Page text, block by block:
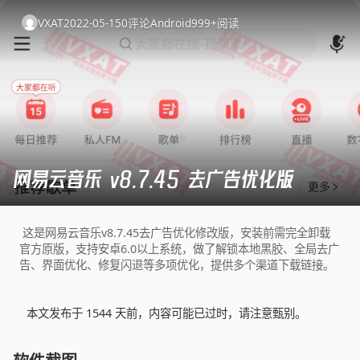
VXAT2022-05-150评论Android999+阅读
网易云音乐 v8.7.45 去广告优化版
这是网易云音乐v8.7.45去广告优化修改版，安装前需完全卸载
官方原版，支持安卓6.0以上系统，做了解锁本地黑胶、全局去广
告、界面优化、修复闪退等多项优化，提供多个渠道下载链接。
本文发布于 1544 天前，内容可能已过时，请注意甄别。